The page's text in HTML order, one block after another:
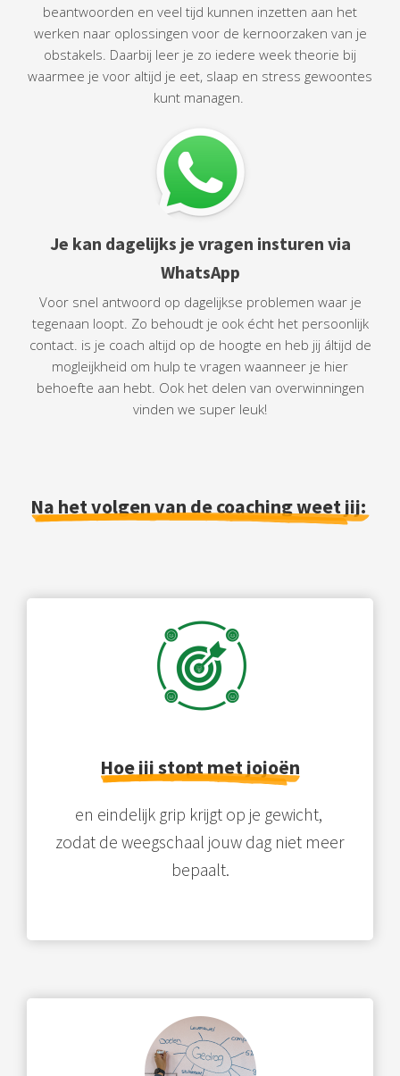
beantwoorden en veel tijd kunnen inzetten aan het
werken naar oplossingen voor de kernoorzaken van je
obstakels. Daarbij leer je zo iedere week theorie bij
waarmee je voor altijd je eet, slaap en stress gewoontes
kunt managen.
Je kan dagelijks je vragen insturen via
WhatsApp
Voor snel antwoord op dagelijkse problemen waar je
tegenaan loopt. Zo behoudt je ook écht het persoonlijk
contact. is je coach altijd op de hoogte en heb jij áltijd de
mogleijkheid om hulp te vragen waanneer je hier
behoefte aan hebt. Ook het delen van overwinningen
vinden we super leuk!
Na het volgen van de coaching weet jij:
Hoe jij stopt met jojoën
en eindelijk grip krijgt op je gewicht,
zodat de weegschaal jouw dag niet meer
bepaalt.